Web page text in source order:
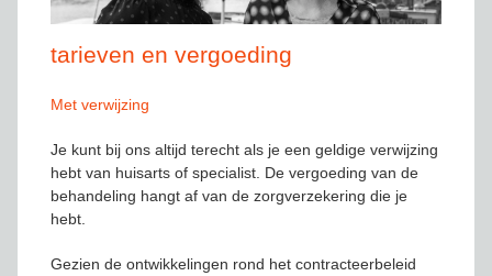
tarieven en vergoeding
Met verwijzing
Je kunt bij ons altijd terecht als je een geldige verwijzing
hebt van huisarts of specialist. De vergoeding van de
behandeling hangt af van de zorgverzekering die je
hebt.
Gezien de ontwikkelingen rond het contracteerbeleid